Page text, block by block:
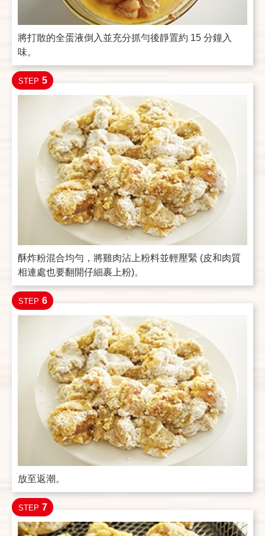
將打散的全蛋液倒入並充分抓勻後靜置約 15 分鐘入
味。
STEP 5
酥炸粉混合均勻，將雞肉沾上粉料並輕壓緊 (皮和肉質
相連處也要翻開仔細裹上粉)。
STEP 6
放至返潮。
STEP 7